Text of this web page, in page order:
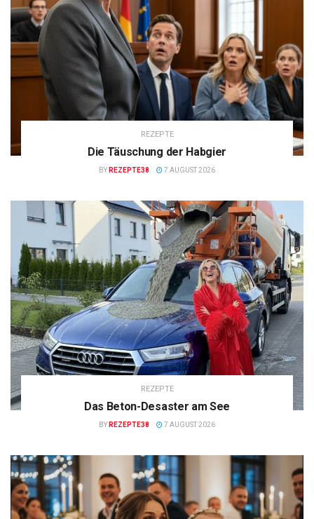
REZEPTE
Die Täuschung der Habgier
BY REZEPTE38 7 AUGUST 2026
REZEPTE
Das Beton-Desaster am See
BY REZEPTE38 7 AUGUST 2026